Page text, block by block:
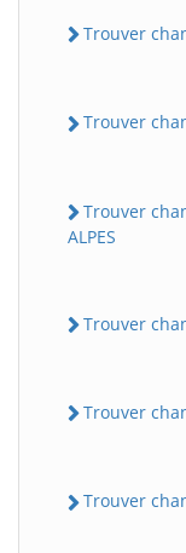
Trouver
Trouver
Trouver
ALPES
Trouver
Trouver
Trouver